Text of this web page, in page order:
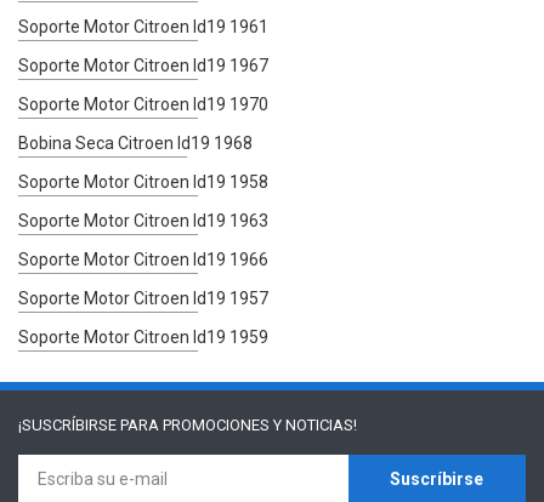
Soporte Motor Citroen Id19 1961
Soporte Motor Citroen Id19 1967
Soporte Motor Citroen Id19 1970
Bobina Seca Citroen Id19 1968
Soporte Motor Citroen Id19 1958
Soporte Motor Citroen Id19 1963
Soporte Motor Citroen Id19 1966
Soporte Motor Citroen Id19 1957
Soporte Motor Citroen Id19 1959
¡SUSCRÍBIRSE PARA PROMOCIONES Y NOTICIAS!
Suscríbirse